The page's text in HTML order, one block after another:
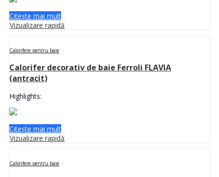
Citește mai mult
Vizualizare rapidă
Calorifere pentru baie
Calorifer decorativ de baie Ferroli FLAVIA
(antracit)
Highlights:
Citește mai mult
Vizualizare rapidă
Calorifere pentru baie